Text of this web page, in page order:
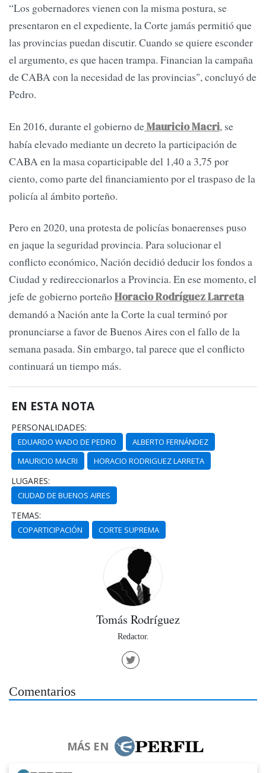
“Los gobernadores vienen con la misma postura, se
presentaron en el expediente, la Corte jamás permitió que
las provincias puedan discutir. Cuando se quiere esconder
el argumento, es que hacen trampa. Financian la campaña
de CABA con la necesidad de las provincias", concluyó de
Pedro.
En 2016, durante el gobierno deMauricio Macri, se
había elevado mediante un decreto la participación de
CABA en la masa coparticipable del 1,40 a 3,75 por
ciento, como parte del financiamiento por el traspaso de la
policía al ámbito porteño.
Pero en 2020, una protesta de policías bonaerenses puso
en jaque la seguridad provincia. Para solucionar el
conflicto económico, Nación decidió deducir los fondos a
Ciudad y redireccionarlos a Provincia. En ese momento, el
jefe de gobierno porteñoHoracio Rodríguez Larreta
demandó a Nación ante la Corte la cual terminó por
pronunciarse a favor de Buenos Aires con el fallo de la
semana pasada. Sin embargo, tal parece que el conflicto
continuará un tiempo más.
EN ESTA NOTA
PERSONALIDADES:
EDUARDO WADO DE PEDRO
ALBERTO FERNÁNDEZ
MAURICIO MACRI
HORACIO RODRIGUEZ LARRETA
LUGARES:
CIUDAD DE BUENOS AIRES
TEMAS:
COPARTICIPACIÓN CORTE SUPREMA
Tomás Rodríguez
Redactor.
Comentarios
MÁS EN